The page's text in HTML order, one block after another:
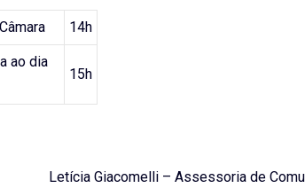
14h
ao dia
15h
Letícia Giacomelli – Assessoria de